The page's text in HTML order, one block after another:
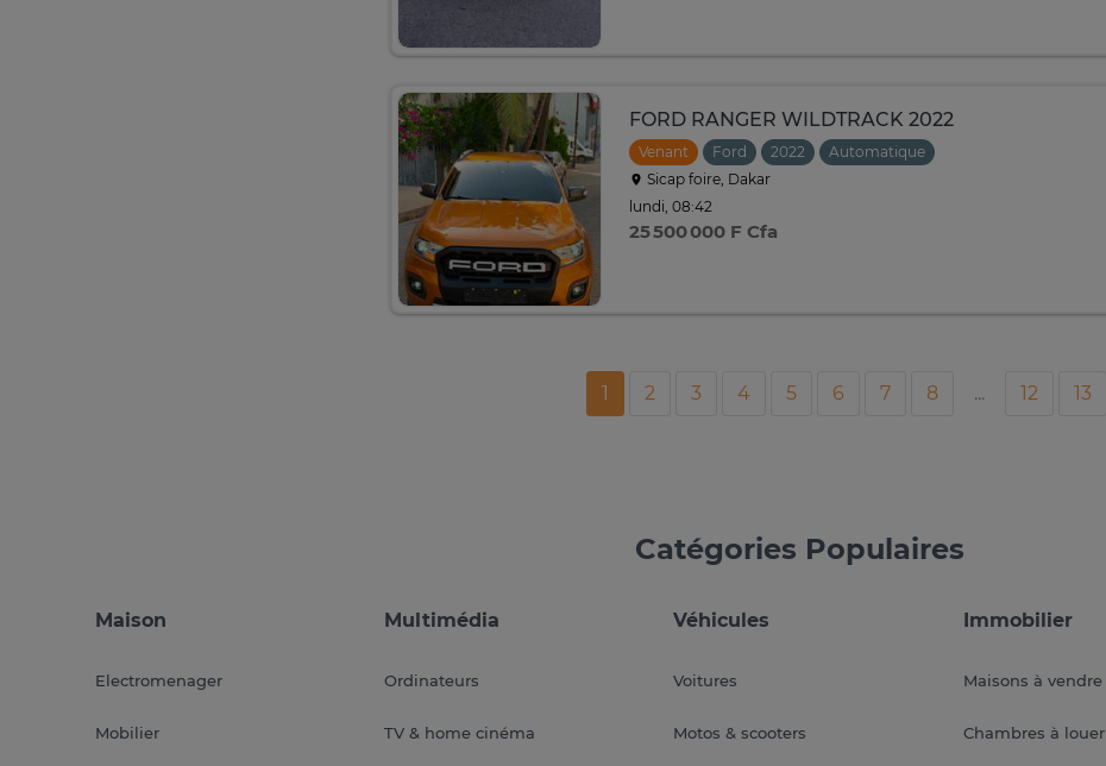
FORD RANGER WILDTRACK 2022
Venant Ford 2022
Automatique
Sicap foire, Dakar
lundi, 08:42
25 500 000 F Cfa
1 2 3 4 5 6 7 8 ... 12 13
Catégories Populaires
Maison
Electromenager
Mobilier
Multimédia
Ordinateurs
TV & home cinéma
Véhicules
Voitures
Motos & scooters
Immobilier
Maisons à vendre
Chambres à louer